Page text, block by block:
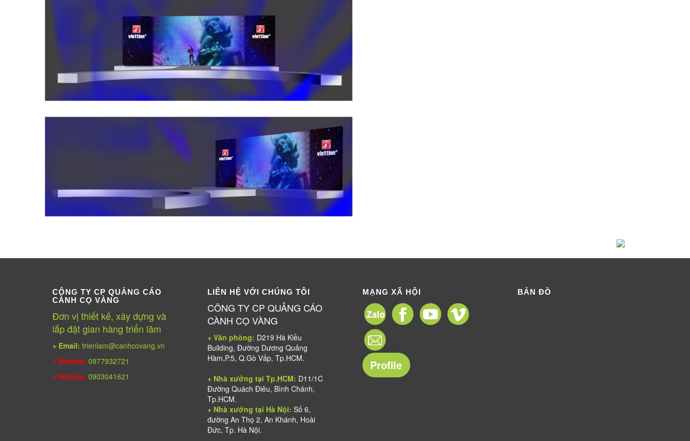
CÔNG TY CP QUẢNG CÁO
CÀNH CỌ VÀNG
Đơn vị thiết kế, xây dựng và
lắp đặt gian hàng triển lãm
+ Email: trienlam@canhcovang.vn
+ Hotline: 0977932721
+ Hotline: 0903041621
LIÊN HỆ VỚI CHÚNG TÔI
CÔNG TY CP QUẢNG CÁO
CÀNH CỌ VÀNG
+ Văn phòng: D219 Hà Kiều
Building, Đường Dương Quảng
Hàm,P.5, Q.Gò Vấp, Tp.HCM.
+ Nhà xưởng tại Tp.HCM: D11/1C
Đường Quách Điêu, Bình Chánh,
Tp.HCM.
+ Nhà xưởng tại Hà Nội: Số 6,
đường An Thọ 2, An Khánh, Hoài
Đức, Tp. Hà Nội.
MẠNG XÃ HỘI
Profile
BẢN ĐỒ